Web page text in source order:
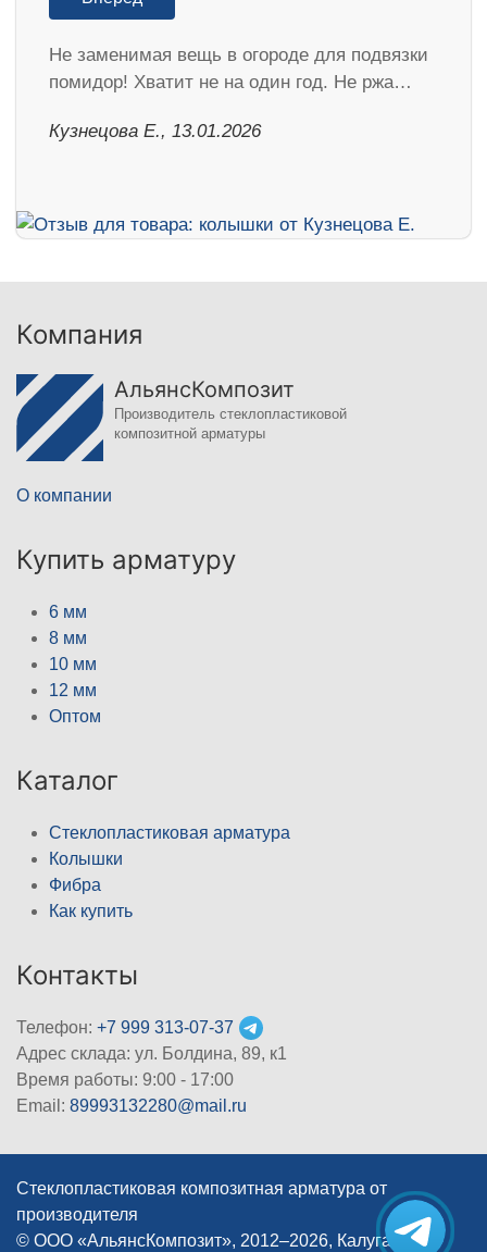
Не заменимая вещь в огороде для подвязки
помидор! Хватит не на один год. Не ржа…
Кузнецова Е., 13.01.2026
Компания
АльянсКомпозит
Производитель стеклопластиковой
композитной арматуры
О компании
Купить арматуру
6 мм
8 мм
10 мм
12 мм
Оптом
Каталог
Стеклопластиковая арматура
Колышки
Фибра
Как купить
Контакты
Телефон: +7 999 313-07-37
Адрес склада: ул. Болдина, 89, к1
Время работы: 9:00 - 17:00
Email: 89993132280@mail.ru
Стеклопластиковая композитная арматура от
производителя
© ООО «АльянсКомпозит», 2012–2026, Калуга
|